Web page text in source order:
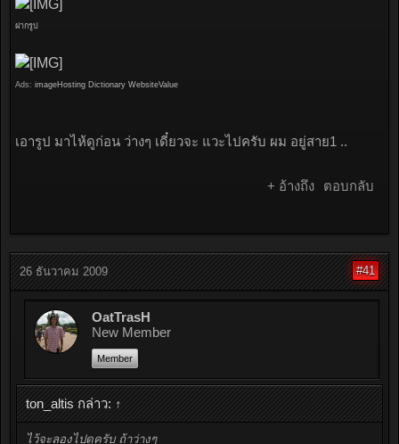
ฝากรูป
Ads: imageHosting Dictionary WebsiteValue
เอารูป มาไห้ดูก่อน ว่างๆ เดี๋ยวจะ แวะไปครับ ผม อยู่สาย1 ..
+ อ้างถึง ตอบกลับ
26 ธันวาคม 2009 #41
OatTrasH
New Member
Member
ton_altis กล่าว: ↑
ไว้จะลองไปดูครับ ถ้าว่างๆ